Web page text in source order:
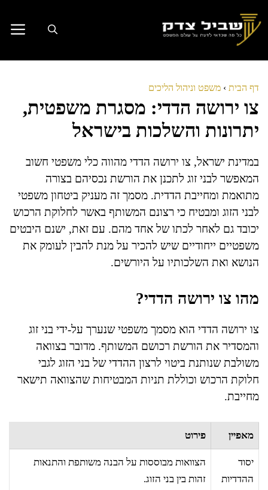
לתוכן
דף הבית › משפט וניהול הליכים
צו ירושה הדדי: מסגרת משפטית,
יתרונות והשלכות בישראל
במדינת ישראל, צו ירושה הדדי מהווה כלי משפטי חשוב
המאפשר לבני זוג לתכנן את הורשת נכסיהם בצורה
מתואמת ומחייבת הדדית. מסמך זה מעניק ביטחון משפטי
לבני הזוג ומבטיח כי רצונם המשותף באשר לחלוקת הרכוש
יכובד גם לאחר לכתו של אחד מהם. עם זאת, ישנם היבטים
משפטיים ייחודיים שיש להכיר על מנת להבין לעומק את
הנושא ואת השלכותיו על היורשים.
מהו צו ירושה הדדי?
צו ירושה הדדי הוא מסמך משפטי שנערך על-ידי בני זוג
והמסדיר את הורשת רכושם המשותף. מדובר בצוואה
משולבת שנותנת ביטוי לרצון ההדדי של בני הזוג לגבי
חלוקת הרכוש וכוללת תניות המבטיחות שהצוואה תישאר
מחייבת.
מאפיין פירוט
יסוד
ההדדיות
הצוואות מבוססות על הבנה משותפת והתנאות
זהות בין בני הזוג.